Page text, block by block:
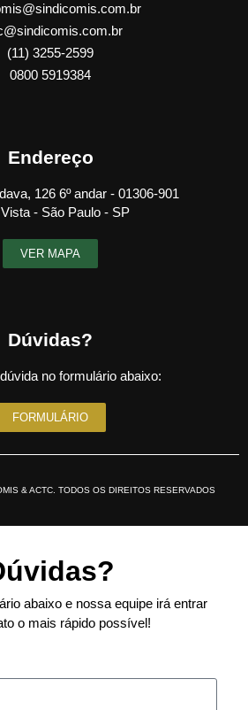
(11) 3255-2599
0800 5919384
Endereço
126 6º andar - 01306-901
- São Paulo - SP
VER MAPA
Dúvidas?
no formulário abaixo:
FORMULÁRIO
& ACTC. TODOS OS DIREITOS RESERVADOS
abaixo e nossa equipe irá entrar
o mais rápido possível!